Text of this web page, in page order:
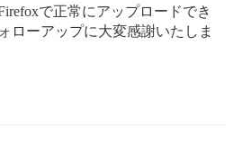
で正常にアップロードでき
ローアップに大変感謝いたしま